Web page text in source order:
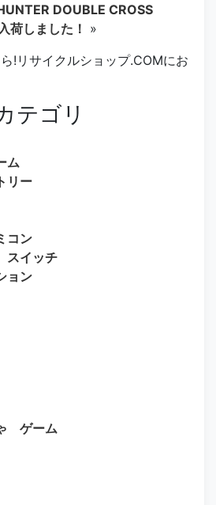
DOUBLE CROSS
荷しました！ »
!リサイクルショップ.COMにお
テゴリ
ム
リー
コン
スイッチ
ョン
ゲーム